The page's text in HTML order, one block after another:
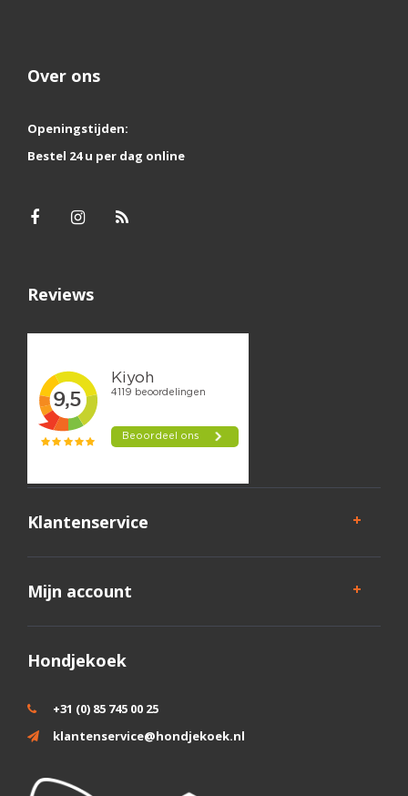
Over ons
Openingstijden:
Bestel 24 u per dag online
Reviews
Klantenservice
Mijn account
Hondjekoek
+31 (0) 85 745 00 25
klantenservice@hondjekoek.nl